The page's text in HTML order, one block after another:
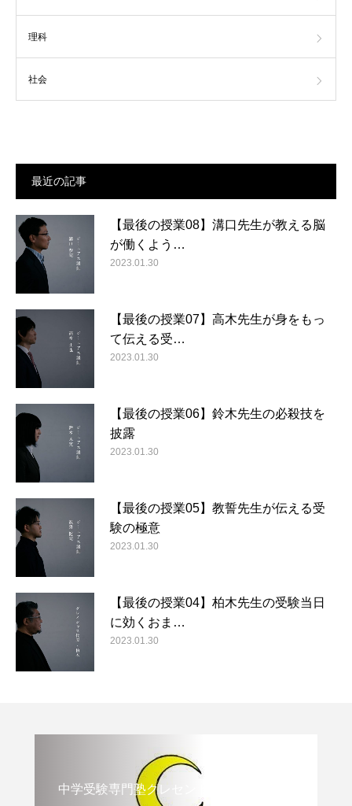
理科
社会
最近の記事
【最後の授業08】溝口先生が教える脳
が働くよう…
2023.01.30
【最後の授業07】高木先生が身をもっ
て伝える受…
2023.01.30
【最後の授業06】鈴木先生の必殺技を
披露
2023.01.30
【最後の授業05】教誓先生が伝える受
験の極意
2023.01.30
【最後の授業04】柏木先生の受験当日
に効くおま…
2023.01.30
中学受験専門塾クレセント